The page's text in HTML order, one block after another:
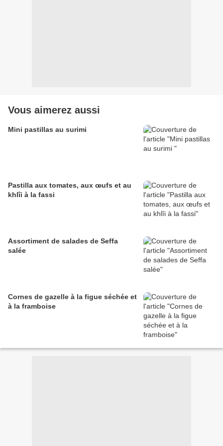
Vous aimerez aussi
Mini pastillas au surimi
Pastilla aux tomates, aux œufs et au
khlîi à la fassi
Assortiment de salades de Seffa
salée
Cornes de gazelle à la figue séchée et
à la framboise